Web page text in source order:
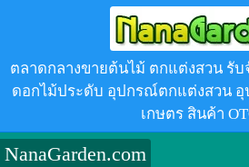
ตลาดกลางขายต้นไม้ ตกแต่งสวน รั
ดอกไม้ประดับ อุปกรณ์ตกแต่งสวน อุ
เกษตร สินค้า
NanaGarden.com